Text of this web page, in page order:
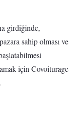
girdiğinde,
sahip olması ve
için Covoiturage